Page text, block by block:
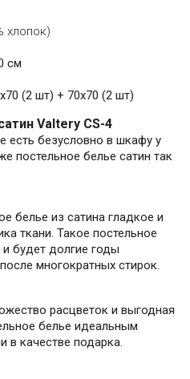
хлопок)
см
(2 шт) + 70x70 (2 шт)
Valtery CS-4
есть безусловно в шкафу у
постельное белье сатин так
белье из сатина гладкое и
ткани. Такое постельное
и будет долгие годы
многократных стирок.
расцветок и выгодная
белье идеальным
в качестве подарка.